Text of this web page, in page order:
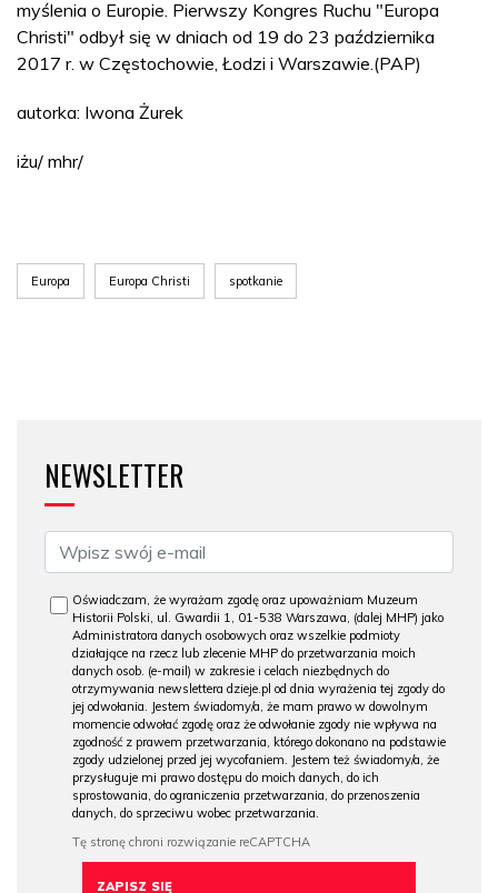
myślenia o Europie. Pierwszy Kongres Ruchu "Europa
Christi" odbył się w dniach od 19 do 23 października
2017 r. w Częstochowie, Łodzi i Warszawie.(PAP)
autorka: Iwona Żurek
iżu/ mhr/
Europa Europa Christi spotkanie
NEWSLETTER
Oświadczam, że wyrażam zgodę oraz upoważniam Muzeum
Historii Polski, ul. Gwardii 1, 01-538 Warszawa, (dalej MHP) jako
Administratora danych osobowych oraz wszelkie podmioty
działające na rzecz lub zlecenie MHP do przetwarzania moich
danych osob. (e-mail) w zakresie i celach niezbędnych do
otrzymywania newslettera dzieje.pl od dnia wyrażenia tej zgody do
jej odwołania. Jestem świadomy/a, że mam prawo w dowolnym
momencie odwołać zgodę oraz że odwołanie zgody nie wpływa na
zgodność z prawem przetwarzania, którego dokonano na podstawie
zgody udzielonej przed jej wycofaniem. Jestem też świadomy/a, że
przysługuje mi prawo dostępu do moich danych, do ich
sprostowania, do ograniczenia przetwarzania, do przenoszenia
danych, do sprzeciwu wobec przetwarzania.